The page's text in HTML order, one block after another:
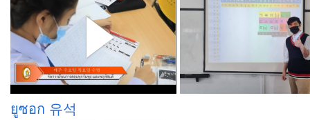
ยูซอก 유석